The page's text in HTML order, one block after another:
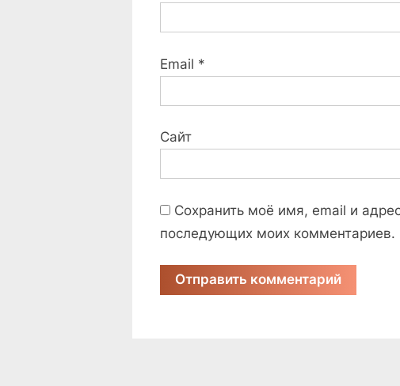
Email *
Сайт
Сохранить моё имя, email и
последующих моих комментариев.